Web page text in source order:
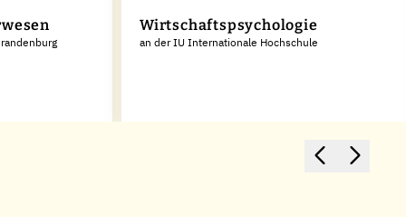
Wirtschaftspsychologie
an der IU Internationale Hochschule